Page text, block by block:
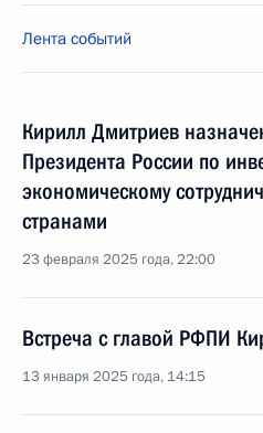
Лента событий
Кирилл Дмитриев
Президента России по
экономическому
странами
23 февраля 2025 года, 22:00
Встреча с главой РФПИ
13 января 2025 года, 14:15